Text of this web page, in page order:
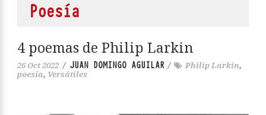
Poesía
4 poemas de Philip Larkin
26 Oct 2022 / JUAN DOMINGO AGUILAR / Philip Larkin,
poesía, Versátiles